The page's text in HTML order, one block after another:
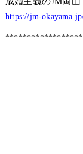
https://jm-